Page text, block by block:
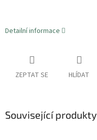
Detailní informace
ZEPTAT SE HLÍDAT
Související produkty